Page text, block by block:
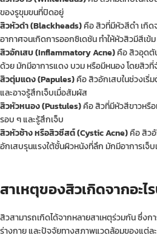
ของรูขุมขนที่ปิดอยู่
สิวหัวดำ (Blackheads)คือ สิวที่มีหัวสีดำ เกิ
อากาศจนเกิดการออกซิเดชัน ทำให้หัวสิวมีสีเข้ม
สิวอักเสบ (Inflammatory Acne)คือ สิวอุดตั
ด้วย มักมีอาการแดง บวม หรือมีหนอง โดยสิว
สิวตุ่มแดง (Papules)คือ สิวอักเสบในช่วงเ
และอาจรู้สึกเจ็บเมื่อสัมผัส
สิวหัวหนอง (Pustules)คือสิวที่มีหัวสีขาวหรื
รอบ ๆ และรู้สึกเจ็บ
สิวหัวช้าง หรือสิวซีสต์ (Cystic Acne)คือ สิว
อักเสบรุนแรงใต้ชั้นผิวหนังที่ลึก มักมีอาการเจ็
สาเหตุของสิวเกิดจากอะไ
สิวสามารถเกิดได้จากหลายสาเหตุร่วมกัน ซึ่ง
ร่างกาย และปัจจัยทางสภาพแวดล้อมของแต่